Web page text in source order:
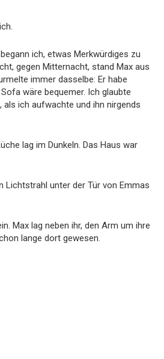
ich, etwas Merkwürdiges zu
gegen Mitternacht, stand Max aus
immer dasselbe: Er habe
wäre bequemer. Ich glaubte
als ich aufwachte und ihn nirgends
lag im Dunkeln. Das Haus war
Lichtstrahl unter der Tür von Emmas
Max lag neben ihr, den Arm um ihre
lange dort gewesen.